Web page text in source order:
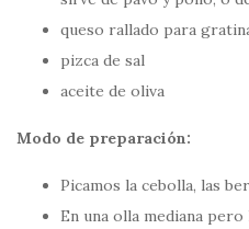
queso rallado para
pizca de sal
aceite de oliva
Modo de preparación:
Picamos la cebolla, las
En una olla mediana